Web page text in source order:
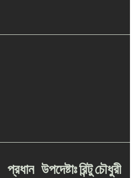
প্রধান উপদেষ্টাঃরিন্টুচৌধুরী